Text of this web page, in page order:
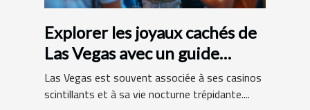
Explorer les joyaux cachés de
Las Vegas avec un guide
francophone
Las Vegas est souvent associée à ses casinos
scintillants et à sa vie nocturne trépidante....